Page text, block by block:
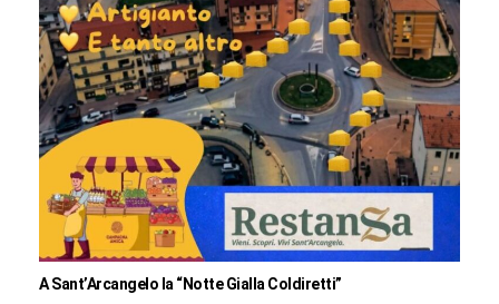
A Sant’Arcangelo la “Notte Gialla Coldiretti”